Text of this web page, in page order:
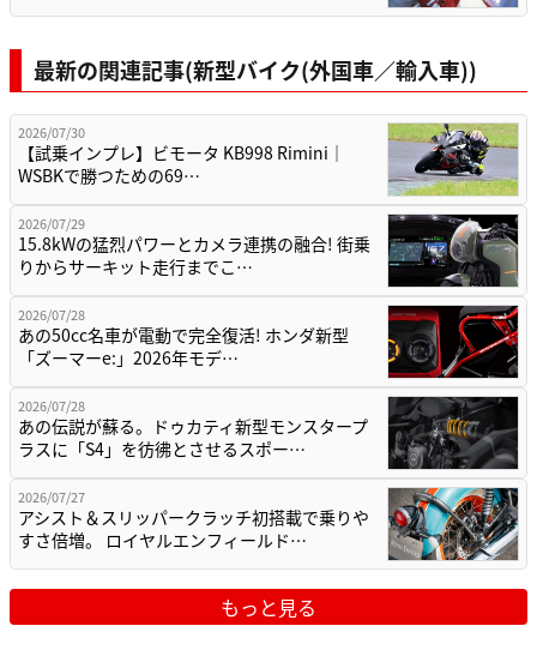
最新の関連記事(新型バイク(外国車／輸入車))
2026/07/30
【試乗インプレ】ビモータ KB998 Rimini｜
WSBKで勝つための69…
2026/07/29
15.8kWの猛烈パワーとカメラ連携の融合! 街乗
りからサーキット走行までこ…
2026/07/28
あの50cc名車が電動で完全復活! ホンダ新型
「ズーマーe:」2026年モデ…
2026/07/28
あの伝説が蘇る。ドゥカティ新型モンスタープ
ラスに「S4」を彷彿とさせるスポー…
2026/07/27
アシスト＆スリッパークラッチ初搭載で乗りや
すさ倍増。 ロイヤルエンフィールド…
もっと見る